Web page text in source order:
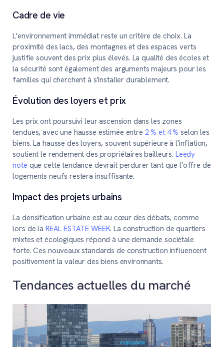
Cadre de vie
L'environnement immédiat reste un critère de choix. La
proximité des lacs, des montagnes et des espaces verts
justifie souvent des prix plus élevés. La qualité des écoles et
la sécurité sont également des arguments majeurs pour les
familles qui cherchent à s'installer durablement.
Évolution des loyers et prix
Les prix ont poursuivi leur ascension dans les zones
tendues, avec une hausse estimée entre 2 % et 4 % selon les
biens. La hausse des loyers, souvent supérieure à l'inflation,
soutient le rendement des propriétaires bailleurs. Leedy
note que cette tendance devrait perdurer tant que l'offre de
logements neufs restera insuffisante.
Impact des projets urbains
La densification urbaine est au cœur des débats, comme
lors de la REAL ESTATE WEEK. La construction de quartiers
mixtes et écologiques répond à une demande sociétale
forte. Ces nouveaux standards de construction influencent
positivement la valeur des biens environnants.
Tendances actuelles du marché